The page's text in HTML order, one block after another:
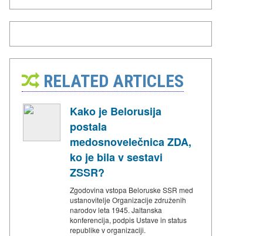
RELATED ARTICLES
Kako je Belorusija
postala
medosnovelečnica ZDA,
ko je bila v sestavi
ZSSR?
Zgodovina vstopa Beloruske SSR med
ustanovitelje Organizacije združenih
narodov leta 1945. Jaltanska
konferencija, podpis Ustave in status
republike v organizaciji.